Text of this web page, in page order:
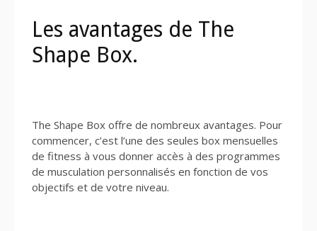
Les avantages de The
Shape Box.
The Shape Box offre de nombreux avantages. Pour
commencer, c’est l’une des seules box mensuelles
de fitness à vous donner accès à des programmes
de musculation personnalisés en fonction de vos
objectifs et de votre niveau.